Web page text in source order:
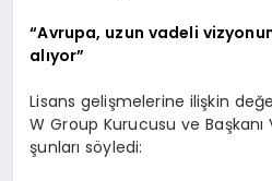
“Avrupa, uzun vadeli
alıyor”
Lisans gelişmelerine ilişkin
W Group Kurucusu ve
şunları söyledi: